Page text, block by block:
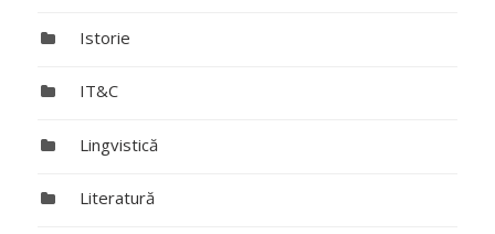
Istorie
IT&C
Lingvistică
Literatură